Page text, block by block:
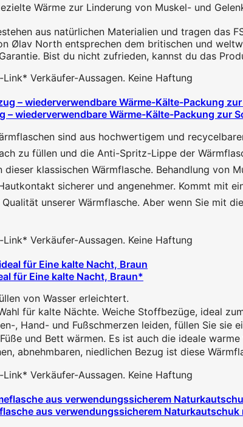
Wärme zur Linderung von Muskel- und
aus natürlichen Materialien und tragen das
Ølav North entsprechen dem britischen und
Bist du nicht zufrieden, kannst du das
Verkäufer-Aussagen. Keine Haftung
wiederverwendbare Wärme-Kälte-Packung zur
sind aus hochwertigem und
zu füllen und die Anti-Spritz-Lippe der
klassischen Wärmflasche. Behandlung von
sicherer und angenehmer. Kommt mit
unserer Wärmflasche. Aber wenn Sie mit
Verkäufer-Aussagen. Keine Haftung
für Eine kalte Nacht, Braun*
von Wasser erleichtert.
für kalte Nächte. Weiche Stoffbezüge, ideal
, Hand- und Fußschmerzen leiden, füllen Sie sie
und Bett wärmen. Es ist auch die ideale
abnehmbaren, niedlichen Bezug ist diese
Verkäufer-Aussagen. Keine Haftung
aus verwendungssicherem